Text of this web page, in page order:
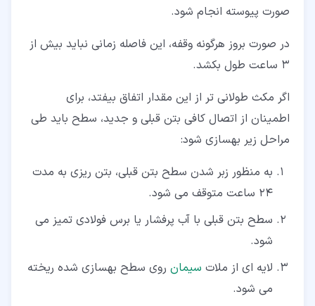
صورت پیوسته انجام شود.
در صورت بروز هرگونه وقفه، این فاصله زمانی نباید بیش از
3 ساعت طول بکشد.
اگر مکث طولانی تر از این مقدار اتفاق بیفتد، برای
اطمینان از اتصال کافی بتن قبلی و جدید، سطح باید طی
مراحل زیر بهسازی شود:
به منظور زبر شدن سطح بتن قبلی، بتن ریزی به مدت
24 ساعت متوقف می شود.
سطح بتن قبلی با آب پرفشار یا برس فولادی تمیز می
شود.
لایه ای از ملات سیمان روی سطح بهسازی شده ریخته
می شود.